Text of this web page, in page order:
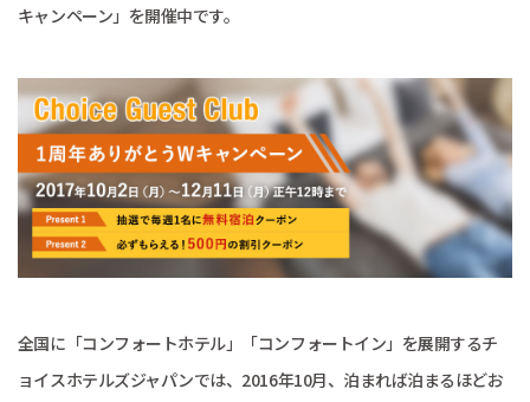
キャンペーン」を開催中です。
全国に「コンフォートホテル」「コンフォートイン」を展開するチ
ョイスホテルズジャパンでは、2016年10月、泊まれば泊まるほどお